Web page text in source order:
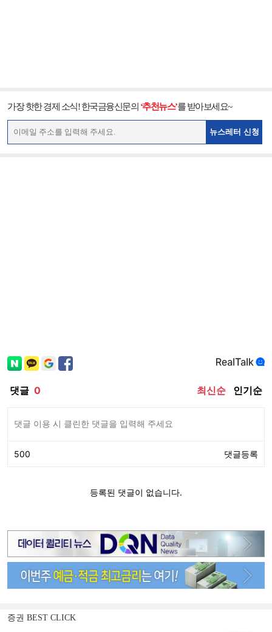
가장 핫한 경제 소식! 한국금융신문의 ‘추천뉴스’를 받아보세요~
뉴스레터 신청
증권 BEST CLICK